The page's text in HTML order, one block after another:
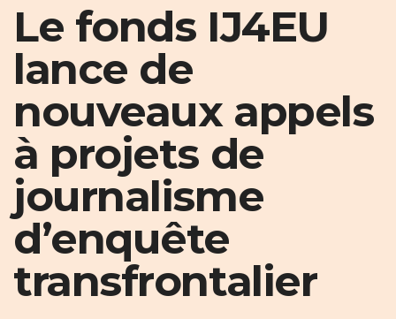
Le fonds IJ4EU
lance de
nouveaux appels
à projets de
journalisme
d’enquête
transfrontalier